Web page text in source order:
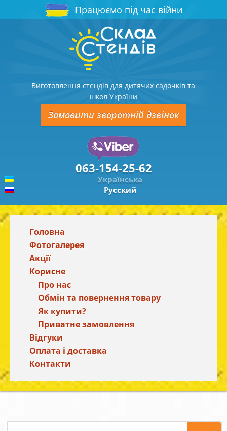
Працюємо під час війни
Виготовлення стендів для дитячих садочків та
школ України
Замовити зворотній дзвінок
063-154-25-62
Українська
Русский
Головна
Фотогалерея
Акції
Корисне
Про нас
Обмін та повернення товару
Як купити?
Приватне замовлення
Відгуки
Оплата і доставка
Контакти